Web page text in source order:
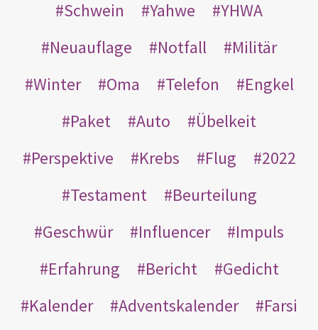
Schwein
Yahwe
YHWA
Neuauflage
Notfall
Militär
Winter
Oma Telefon
Engkel
Paket
Auto
Übelkeit
Perspektive
Krebs Flug
2022
Testament
Beurteilung
Geschwür
Influencer
Impuls
Erfahrung
Bericht
Gedicht
Kalender
Adventskalender
Farsi